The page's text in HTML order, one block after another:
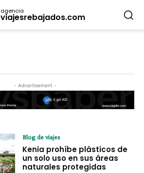
agencia
viajesrebajados.com
- Advertisement -
Blog de viajes
Kenia prohíbe plásticos de
un solo uso en sus áreas
naturales protegidas